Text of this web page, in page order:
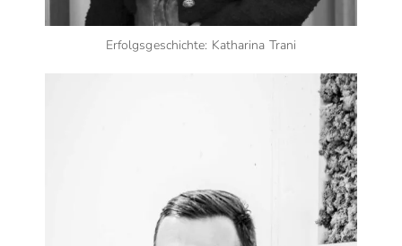
Erfolgsgeschichte: Katharina Trani